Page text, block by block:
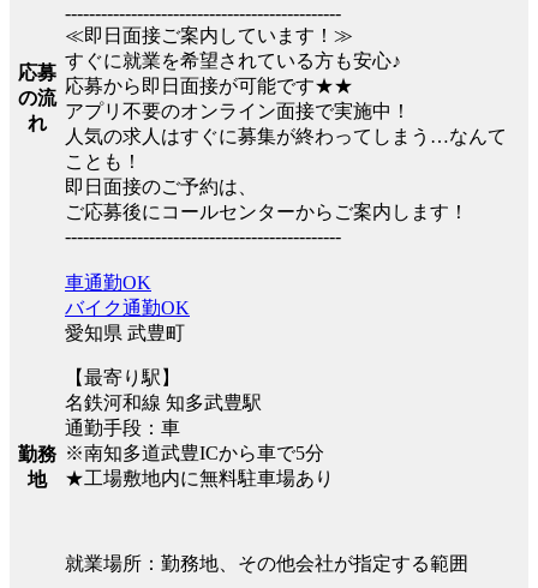
応募
の流
れ
----------------------------------------------
≪即日面接ご案内しています！≫
すぐに就業を希望されている方も安心♪
応募から即日面接が可能です★★
アプリ不要のオンライン面接で実施中！
人気の求人はすぐに募集が終わってしまう…なんて
ことも！
即日面接のご予約は、
ご応募後にコールセンターからご案内します！
----------------------------------------------
勤務
地
車通勤OK
バイク通勤OK
愛知県 武豊町
【最寄り駅】
名鉄河和線 知多武豊駅
通勤手段：車
※南知多道武豊ICから車で5分
★工場敷地内に無料駐車場あり
就業場所：勤務地、その他会社が指定する範囲